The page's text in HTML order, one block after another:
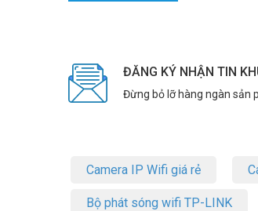
ĐĂNG KÝ NHẬN TIN
Đừng bỏ lỡ hàng ngàn sản
Camera IP Wifi giá rẻ
Bộ phát sóng wifi TP-LINK